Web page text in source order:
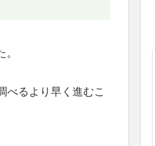
べるより早く進むこ